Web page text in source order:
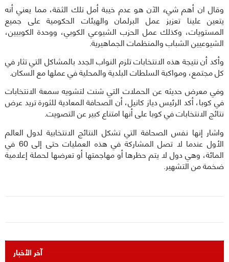
وقال ان أهم شيء الآن هو عدم خيبة أمل تلك الثقة، مما يعني أنه
يتعين علينا تعزيز عمل البرلمان والهيئات الحكومية على جميع
المستويات، وكذلك عمل الحزب الشيوعي الكوبي، ووحدة الكوبيين،
الشيوعيين الشباب والمنظمات الجماهيرية.
وأكد أن نتيجة هذه الانتخابات تلزم النواب الجدد بالمشاكل التي تثار في
كل مجتمع، ومواكبة السلطات البلدية والمحلية في عملها مع السكان.
وفي معرض حديثه عن الحملات التي شنت لتشويه سمعة الانتخابات
في كوبا، أكد الرئيس دياز كانيل، أن الصحافة المعادية للثورة تريد عرض
نتائج الانتخابات في كوبا على أنها امتناع كبير عن التصويت.
واشار إنها نفس الصحافة التي تشكل النتائج الانتخابية لدول العالم
الأول عندما لا تصل المشاركة في هذه العمليات حتى إلى 60 في
المائة، وهي دول لا يتم حظرها أو مهاجمتها أو تعرضها لحملة إعلامية
ضخمة من التشهير.
آخر الأخبار